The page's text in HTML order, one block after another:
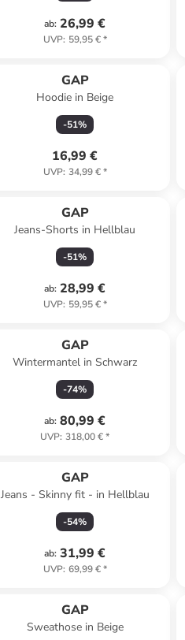
ab: 26,99 €
UVP: 59,95 €*
GAP
Hoodie in Beige
-51%
16,99 €
UVP: 34,99 €*
GAP
Jeans-Shorts in Hellblau
-51%
ab: 28,99 €
UVP: 59,95 €*
GAP
Wintermantel in Schwarz
-74%
ab: 80,99 €
UVP: 318,00 €*
GAP
Jeans - Skinny fit - in Hellblau
-54%
ab: 31,99 €
UVP: 69,99 €*
GAP
Sweathose in Beige